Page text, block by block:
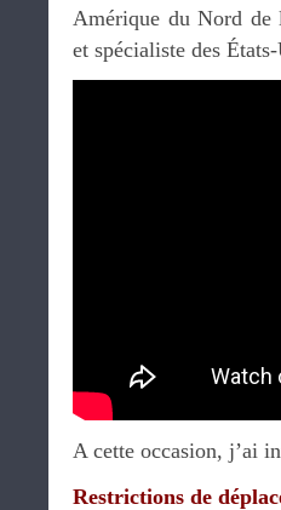
Amérique du Nord de
et spécialiste des
A cette occasion, j’ai
Restrictions de